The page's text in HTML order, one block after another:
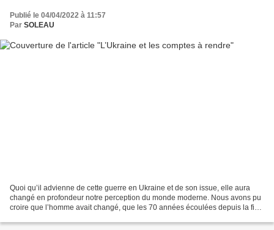
Publié le 04/04/2022 à 11:57
Par SOLEAU
Quoi qu’il advienne de cette guerre en Ukraine et de son issue, elle aura
changé en profondeur notre perception du monde moderne. Nous avons pu
croire que l’homme avait changé, que les 70 années écoulées depuis la fin